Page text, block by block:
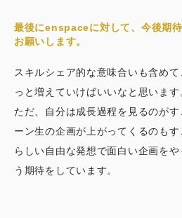
最後にenspaceに対して、今後期
お願いします。
スキルシェア的な意味合いも含め
っと増えていけばいいなと思います
ただ、自分は成長過程を見るのが
ーン生の企画が上がってくるのも
らしい自由な発想で面白い企画を
う期待をしています。